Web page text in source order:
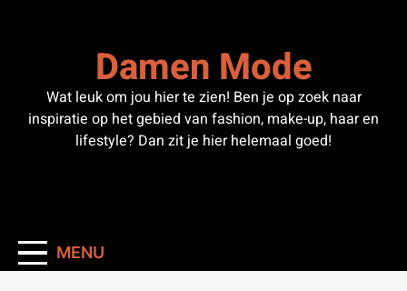
Damen Mode
Wat leuk om jou hier te zien! Ben je op zoek naar
inspiratie op het gebied van fashion, make-up, haar en
lifestyle? Dan zit je hier helemaal goed!
MENU